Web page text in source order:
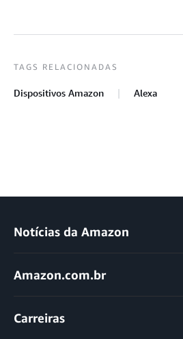
TAGS RELACIONADAS
Dispositivos Amazon Alexa
Notícias da Amazon
Amazon.com.br
Carreiras